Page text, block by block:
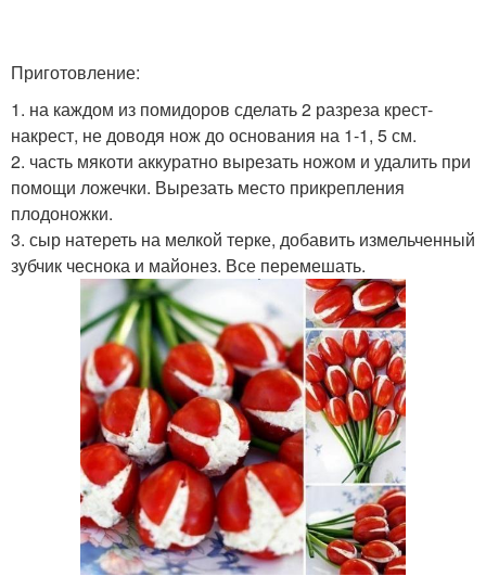
Приготовление:
1. на каждом из помидоров сделать 2 разреза крест-
накрест, не доводя нож до основания на 1-1, 5 см.
2. часть мякоти аккуратно вырезать ножом и удалить при
помощи ложечки. Вырезать место прикрепления
плодоножки.
3. сыр натереть на мелкой терке, добавить измельченный
зубчик чеснока и майонез. Все перемешать.